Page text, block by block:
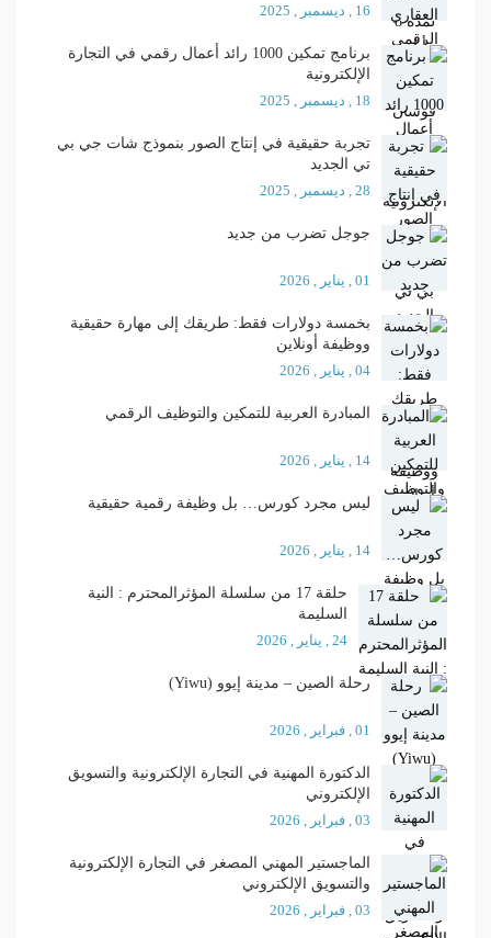
16 , ديسمبر , 2025
برنامج تمكين 1000 رائد أعمال رقمي في التجارة
الإلكترونية
18 , ديسمبر , 2025
تجربة حقيقية في إنتاج الصور بنموذج شات جي بي
تي الجديد
28 , ديسمبر , 2025
جوجل تضرب من جديد
01 , يناير , 2026
بخمسة دولارات فقط: طريقك إلى مهارة حقيقية
ووظيفة أونلاين
04 , يناير , 2026
المبادرة العربية للتمكين والتوظيف الرقمي
14 , يناير , 2026
ليس مجرد كورس… بل وظيفة رقمية حقيقية
14 , يناير , 2026
حلقة 17 من سلسلة المؤثرالمحترم : النية
السليمة
24 , يناير , 2026
رحلة الصين – مدينة إيوو (Yiwu)
01 , فبراير , 2026
الدكتورة المهنية في التجارة الإلكترونية والتسويق
الإلكتروني
03 , فبراير , 2026
الماجستير المهني المصغر في التجارة الإلكترونية
والتسويق الإلكتروني
03 , فبراير , 2026